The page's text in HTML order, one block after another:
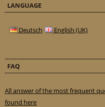
LANGUAGE
Deutsch English (UK)
FAQ
All answer of the most frequent
found here